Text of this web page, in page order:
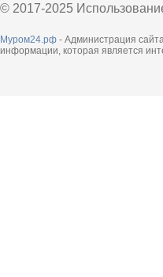
© 2017-2025
Муром24.рф - Администрация
информации, которая является